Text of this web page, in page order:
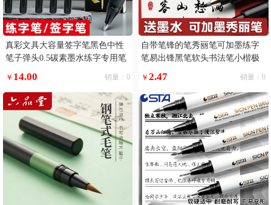
真彩文具大容量签字笔黑色中性
笔子弹头0.5碳素墨水练字专用笔
刚书法笔写字5支
￥ 14.00 销量：0
自带笔锋的笔秀丽笔可加墨练字
笔易出锋黑笔软头书法笔小楷极
￥2.47 销量：0